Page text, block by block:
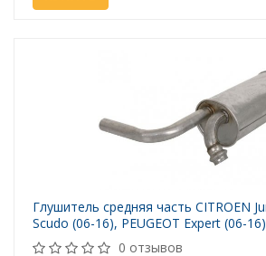
Глушитель средняя часть CITROEN
Scudo (06-16), PEUGEOT Expert (06-
0 отзывов